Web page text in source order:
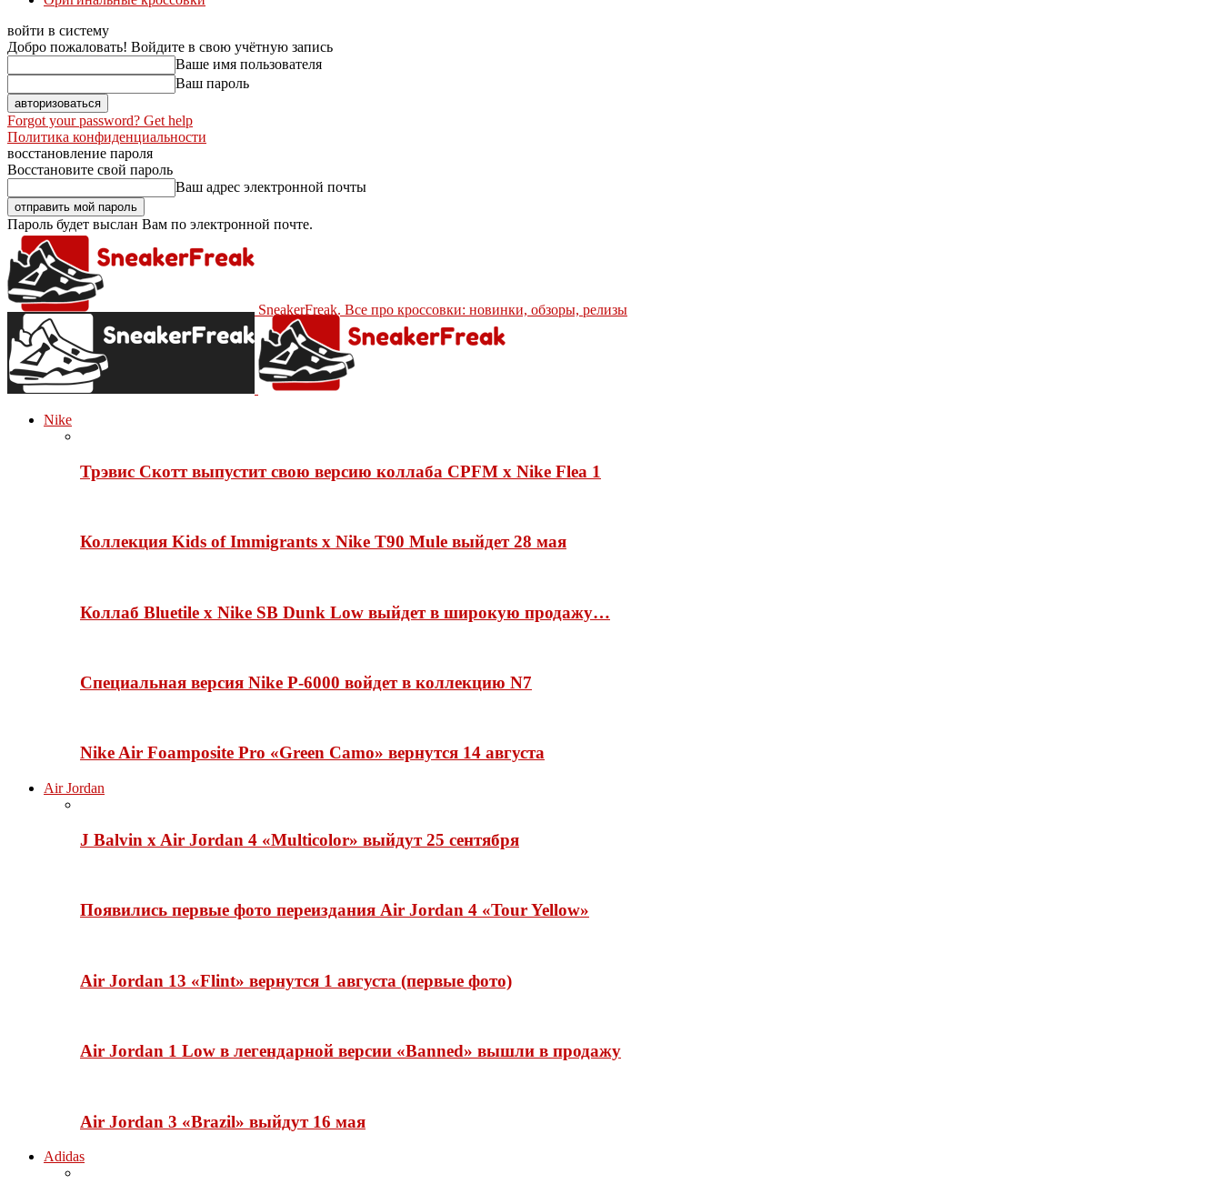
войти в систему
Добро пожаловать! Войдите в свою учётную запись
Ваше имя пользователя
Ваш пароль
Forgot your password? Get help
Политика конфиденциальности
восстановление пароля
Восстановите свой пароль
Ваш адрес электронной почты
Пароль будет выслан Вам по электронной почте.
SneakerFreak. Все про кроссовки: новинки, обзоры, релизы
Nike
Трэвис Скотт выпустит свою версию коллаба CPFM x Nike Flea 1
Коллекция Kids of Immigrants x Nike T90 Mule выйдет 28 мая
Коллаб Bluetile x Nike SB Dunk Low выйдет в широкую продажу…
Специальная версия Nike P-6000 войдет в коллекцию N7
Nike Air Foamposite Pro «Green Camo» вернутся 14 августа
Air Jordan
J Balvin x Air Jordan 4 «Multicolor» выйдут 25 сентября
Появились первые фото переиздания Air Jordan 4 «Tour Yellow»
Air Jordan 13 «Flint» вернутся 1 августа (первые фото)
Air Jordan 1 Low в легендарной версии «Banned» вышли в продажу
Air Jordan 3 «Brazil» выйдут 16 мая
Adidas